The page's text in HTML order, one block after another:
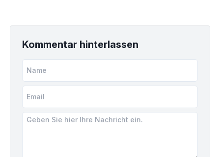
Kommentar hinterlassen